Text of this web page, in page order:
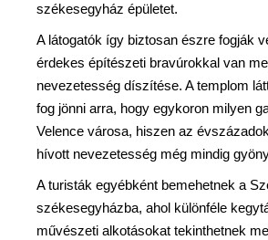
székesegyház épületet.
A látogatók így biztosan észre fogják
érdekes építészeti bravúrokkal van
nevezetesség díszítése. A templom
fog jönni arra, hogy egykoron milyen
Velence városa, hiszen az
hívott nevezetesség még mindig
A turisták egyébként bemehetnek a
székesegyházba, ahol különféle
művészeti alkotásokat tekinthetnek